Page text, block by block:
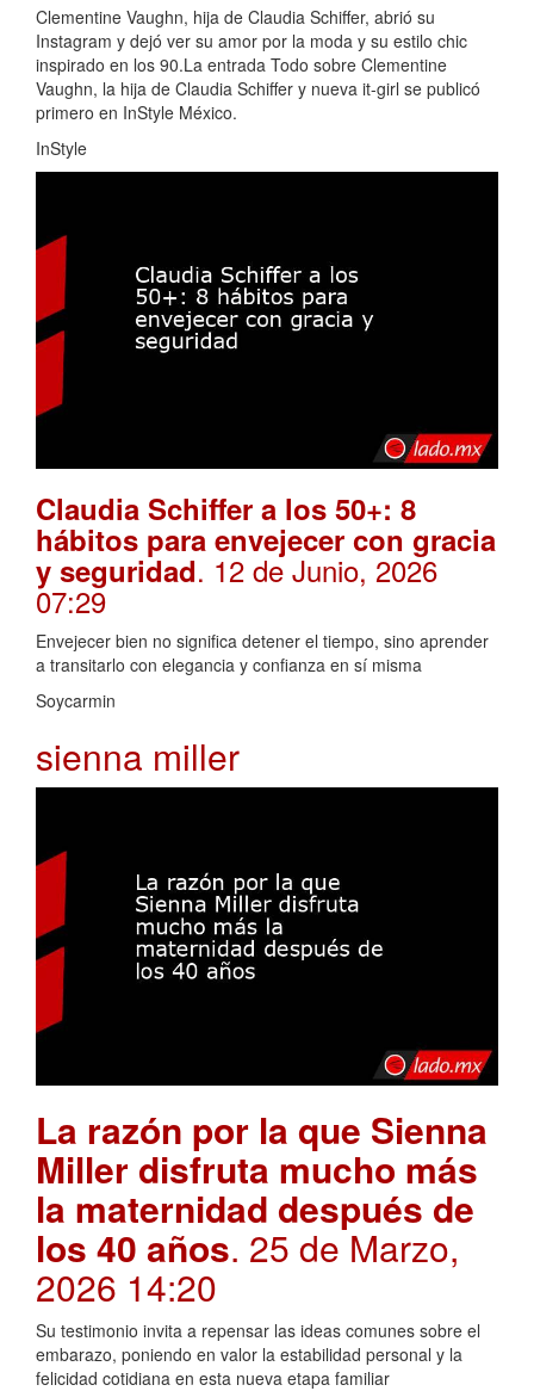
Clementine Vaughn, hija de Claudia Schiffer, abrió su
Instagram y dejó ver su amor por la moda y su estilo chic
inspirado en los 90.La entrada Todo sobre Clementine
Vaughn, la hija de Claudia Schiffer y nueva it-girl se publicó
primero en InStyle México.
InStyle
Claudia Schiffer a los 50+: 8
hábitos para envejecer con gracia
y seguridad. 12 de Junio, 2026
07:29
Envejecer bien no significa detener el tiempo, sino aprender
a transitarlo con elegancia y confianza en sí misma
Soycarmin
sienna miller
La razón por la que Sienna
Miller disfruta mucho más
la maternidad después de
los 40 años. 25 de Marzo,
2026 14:20
Su testimonio invita a repensar las ideas comunes sobre el
embarazo, poniendo en valor la estabilidad personal y la
felicidad cotidiana en esta nueva etapa familiar